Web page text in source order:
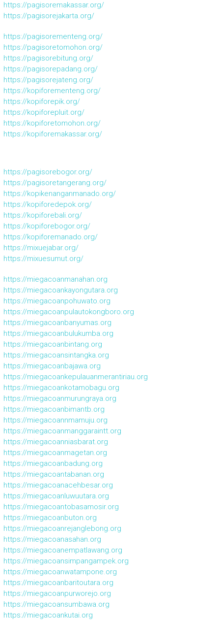
https://pagisoremakassar.org/
https://pagisorejakarta.org/
https://pagisorementeng.org/
https://pagisoretomohon.org/
https://pagisorebitung.org/
https://pagisorepadang.org/
https://pagisorejateng.org/
https://kopiforementeng.org/
https://kopiforepik.org/
https://kopiforepluit.org/
https://kopiforetomohon.org/
https://kopiforemakassar.org/
https://pagisorebogor.org/
https://pagisoretangerang.org/
https://kopikenanganmanado.org/
https://kopiforedepok.org/
https://kopiforebali.org/
https://kopiforebogor.org/
https://kopiforemanado.org/
https://mixuejabar.org/
https://mixuesumut.org/
https://miegacoanmanahan.org
https://miegacoankayongutara.org
https://miegacoanpohuwato.org
https://miegacoanpulautokongboro.org
https://miegacoanbanyumas.org
https://miegacoanbulukumba.org
https://miegacoanbintang.org
https://miegacoansintangka.org
https://miegacoanbajawa.org
https://miegacoankepulauanmerantiriau.org
https://miegacoankotamobagu.org
https://miegacoanmurungraya.org
https://miegacoanbimantb.org
https://miegacoannmamuju.org
https://miegacoanmanggaraintt.org
https://miegacoanniasbarat.org
https://miegacoanmagetan.org
https://miegacoanbadung.org
https://miegacoantabanan.org
https://miegacoanacehbesar.org
https://miegacoanluwuutara.org
https://miegacoantobasamosir.org
https://miegacoanbuton.org
https://miegacoanrejanglebong.org
https://miegacoanasahan.org
https://miegacoanempatlawang.org
https://miegacoansimpangampek.org
https://miegacoanwatampone.org
https://miegacoanbaritoutara.org
https://miegacoanpurworejo.org
https://miegacoansumbawa.org
https://miegacoankutai.org